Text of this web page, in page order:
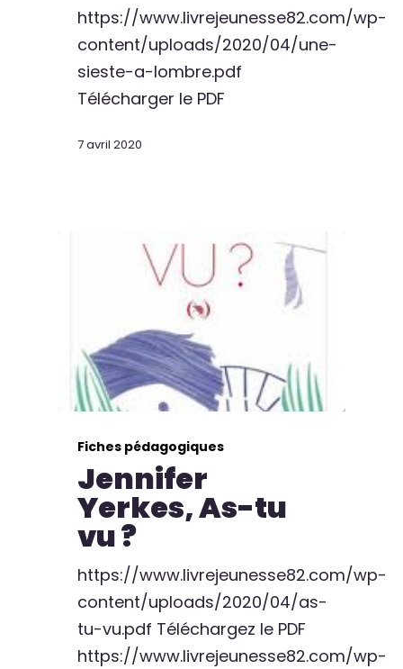
https://www.livrejeunesse82.com/wp-
content/uploads/2020/04/une-
sieste-a-lombre.pdf
Télécharger le PDF
7 avril 2020
Fiches pédagogiques
Jennifer
Yerkes, As-tu
vu ?
https://www.livrejeunesse82.com/wp-
content/uploads/2020/04/as-
tu-vu.pdf Téléchargez le PDF
https://www.livrejeunesse82.com/wp-